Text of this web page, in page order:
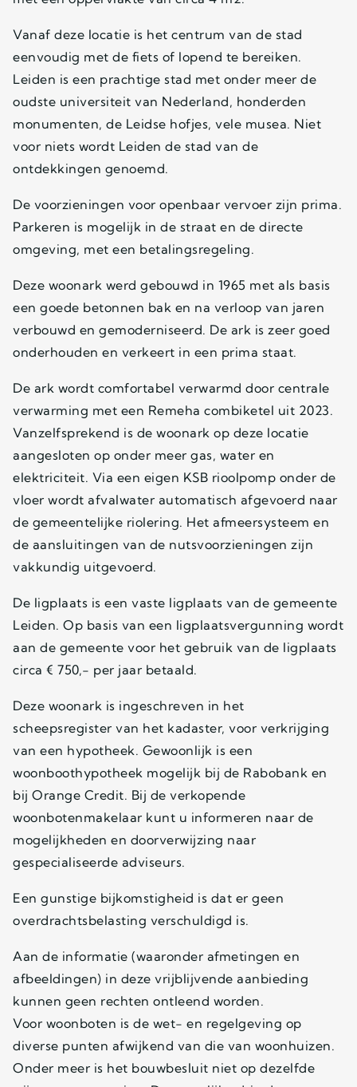
Vanaf deze locatie is het centrum van de stad
eenvoudig met de fiets of lopend te bereiken.
Leiden is een prachtige stad met onder meer de
oudste universiteit van Nederland, honderden
monumenten, de Leidse hofjes, vele musea. Niet
voor niets wordt Leiden de stad van de
ontdekkingen genoemd.
De voorzieningen voor openbaar vervoer zijn prima.
Parkeren is mogelijk in de straat en de directe
omgeving, met een betalingsregeling.
Deze woonark werd gebouwd in 1965 met als basis
een goede betonnen bak en na verloop van jaren
verbouwd en gemoderniseerd. De ark is zeer goed
onderhouden en verkeert in een prima staat.
De ark wordt comfortabel verwarmd door centrale
verwarming met een Remeha combiketel uit 2023.
Vanzelfsprekend is de woonark op deze locatie
aangesloten op onder meer gas, water en
elektriciteit. Via een eigen KSB rioolpomp onder de
vloer wordt afvalwater automatisch afgevoerd naar
de gemeentelijke riolering. Het afmeersysteem en
de aansluitingen van de nutsvoorzieningen zijn
vakkundig uitgevoerd.
De ligplaats is een vaste ligplaats van de gemeente
Leiden. Op basis van een ligplaatsvergunning wordt
aan de gemeente voor het gebruik van de ligplaats
circa € 750,- per jaar betaald.
Deze woonark is ingeschreven in het
scheepsregister van het kadaster, voor verkrijging
van een hypotheek. Gewoonlijk is een
woonboothypotheek mogelijk bij de Rabobank en
bij Orange Credit. Bij de verkopende
woonbotenmakelaar kunt u informeren naar de
mogelijkheden en doorverwijzing naar
gespecialiseerde adviseurs.
Een gunstige bijkomstigheid is dat er geen
overdrachtsbelasting verschuldigd is.
Aan de informatie (waaronder afmetingen en
afbeeldingen) in deze vrijblijvende aanbieding
kunnen geen rechten ontleend worden.
Voor woonboten is de wet- en regelgeving op
diverse punten afwijkend van die van woonhuizen.
Onder meer is het bouwbesluit niet op dezelfde